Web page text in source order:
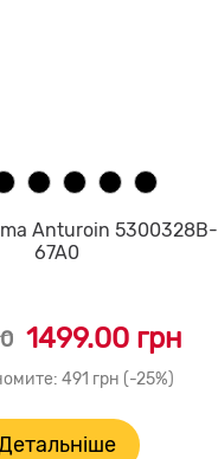
Anturoin 5300328B-
67A0
1499.00 грн
491 грн (-25%)